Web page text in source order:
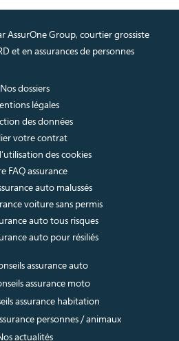
AssurOne Group, courtier grossiste
et en assurances de personnes
Nos dossiers
légales
des données
votre contrat
des cookies
FAQ assurance
auto malussés
voiture sans permis
auto tous risques
auto pour résiliés
assurance auto
assurance moto
assurance habitation
personnes / animaux
actualités